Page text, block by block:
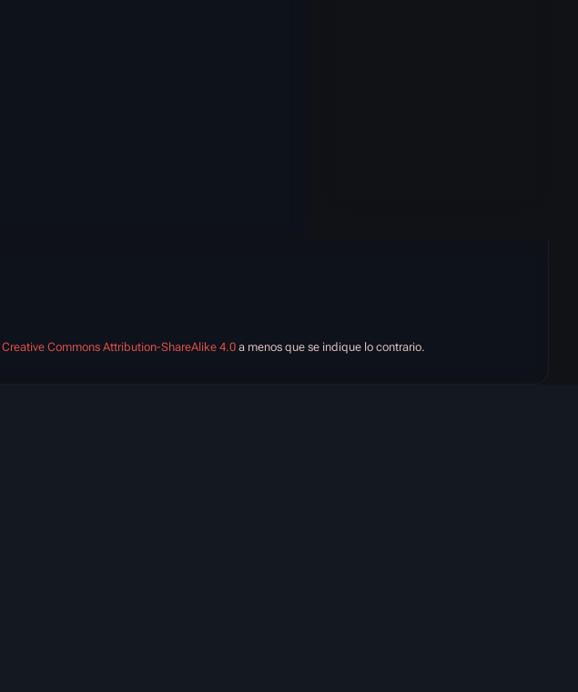
Creative Commons Attribution-ShareAlike 4.0 a menos que se indique lo contrario.